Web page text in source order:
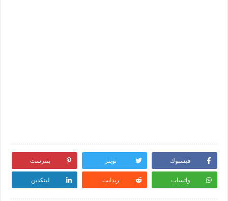
فيسبوك تويتر بنترست
واتساب ريدايت لينكدين